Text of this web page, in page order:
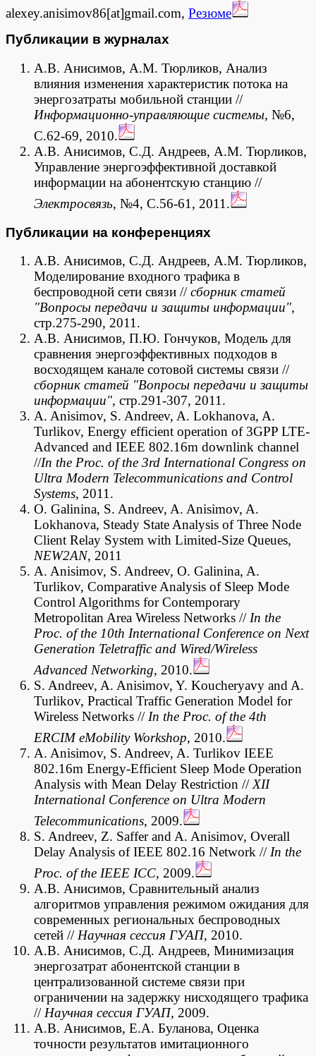
alexey.anisimov86[at]gmail.com, Резюме
Публикации в журналах
А.В. Анисимов, А.М. Тюрликов, Анализ
влияния изменения характеристик потока на
энергозатраты мобильной станции //
Информационно-управляющие системы, №6,
С.62-69, 2010.
А.В. Анисимов, С.Д. Андреев, А.М. Тюрликов,
Управление энергоэффективной доставкой
информации на абонентскую станцию //
Электросвязь, №4, С.56-61, 2011.
Публикации на конференциях
А.В. Анисимов, C.Д. Андреев, А.М. Тюрликов,
Моделирование входного трафика в
беспроводной сети связи //сборник статей
"Вопросы передачи и защиты информации",
стр.275-290, 2011.
А.В. Анисимов, П.Ю. Гончуков, Модель для
сравнения энергоэффективных подходов в
восходящем канале сотовой системы связи //
сборник статей "Вопросы передачи и защиты
информации", стр.291-307, 2011.
A. Anisimov, S. Andreev, A. Lokhanova, A.
Turlikov, Energy efficient operation of 3GPP LTE-
Advanced and IEEE 802.16m downlink channel
//In the Proc. of the 3rd International Congress on
Ultra Modern Telecommunications and Control
Systems, 2011.
O. Galinina, S. Andreev, A. Anisimov, A.
Lokhanova, Steady State Analysis of Three Node
Client Relay System with Limited-Size Queues,
NEW2AN, 2011
A. Anisimov, S. Andreev, O. Galinina, A.
Turlikov, Comparative Analysis of Sleep Mode
Control Algorithms for Contemporary
Metropolitan Area Wireless Networks //In the
Proc. of the 10th International Conference on Next
Generation Teletraffic and Wired/Wireless
Advanced Networking, 2010.
S. Andreev, A. Anisimov, Y. Koucheryavy and A.
Turlikov, Practical Traffic Generation Model for
Wireless Networks //In the Proc. of the 4th
ERCIM eMobility Workshop, 2010.
A. Anisimov, S. Andreev, A. Turlikov IEEE
802.16m Energy-Efficient Sleep Mode Operation
Analysis with Mean Delay Restriction //XII
International Conference on Ultra Modern
Telecommunications, 2009.
S. Andreev, Z. Saffer and A. Anisimov, Overall
Delay Analysis of IEEE 802.16 Network //In the
Proc. of the IEEE ICC, 2009.
А.В. Анисимов, Сравнительный анализ
алгоритмов управления режимом ожидания для
современных региональных беспроводных
сетей //Научная сессия ГУАП, 2010.
А.В. Анисимов, С.Д. Андреев, Минимизация
энергозатрат абонентской станции в
централизованной системе связи при
ограничении на задержку нисходящего трафика
//Научная сессия ГУАП, 2009.
А.В. Анисимов, Е.А. Буланова, Оценка
точности результатов имитационного